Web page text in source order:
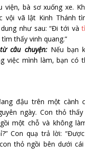
viện, bà sơ xuống xe.
vội vã lật Kinh Thánh
như sau: “Đi tới và
thấy vinh quang.”
câu chuyện:Nếu bạn
việc mình làm, bạn có
đậu trên một cành
ngày. Con thỏ
một chỗ và không
Con quạ trả lời:
thỏ ngồi bên dưới